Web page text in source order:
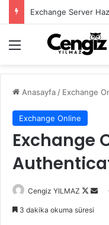
Menü
Anasayfa / Exchange
Exchange Online
Exchange
Cengiz YILMAZ
Bir
3 dakika okuma süresi